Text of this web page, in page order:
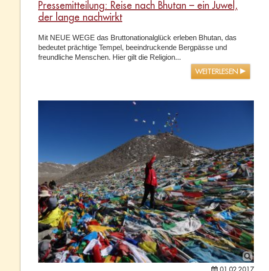
Pressemitteilung: Reise nach Bhutan – ein Juwel,
der lange nachwirkt
Mit NEUE WEGE das Bruttonationalglück erleben Bhutan, das
bedeutet prächtige Tempel, beeindruckende Bergpässe und
freundliche Menschen. Hier gilt die Religion...
WEITERLESEN